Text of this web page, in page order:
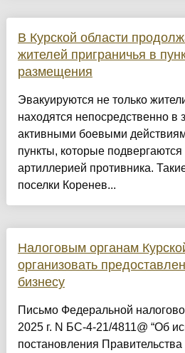
В Курской области
жителей приграничья в
размещения
Эвакуируются не только
находятся непосредственно в
активными боевыми
пункты, которые
артиллерией противника.
поселки Коренев...
Налоговым органам
организовать
бизнесу
Письмо Федеральной
2025 г. N БС-4-21/4811@ “Об
постановления Правительства